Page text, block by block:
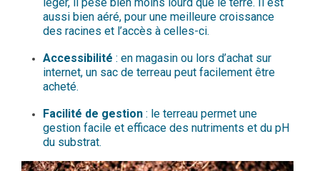
aussi bien aéré, pour une meilleure croissance
des racines et l’accès à celles-ci.
Accessibilité : en magasin ou lors d’achat sur
internet, un sac de terreau peut facilement être
acheté.
Facilité de gestion : le terreau permet une
gestion facile et efficace des nutriments et du pH
du substrat.